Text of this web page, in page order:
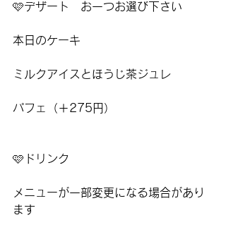
🩷デザート　お一つお選び下さい
本日のケーキ
ミルクアイスとほうじ茶ジュレ
パフェ（＋275円）
🩷 ドリンク
メニューが一部変更になる場合があり
ます